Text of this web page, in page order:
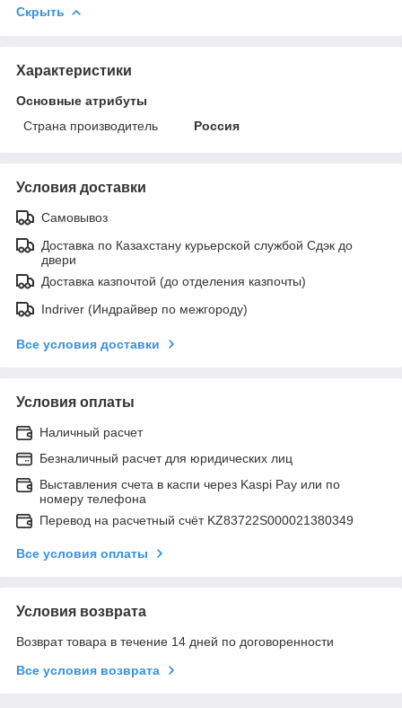
Скрыть
Характеристики
Основные атрибуты
Страна производитель
Россия
Условия доставки
Самовывоз
Доставка по Казахстану курьерской службой Сдэк до
двери
Доставка казпочтой (до отделения казпочты)
Indriver (Индрайвер по межгороду)
Все условия доставки
Условия оплаты
Наличный расчет
Безналичный расчет для юридических лиц
Выставления счета в каспи через Kaspi Pay или по
номеру телефона
Перевод на расчетный счёт KZ83722S000021380349
Все условия оплаты
Условия возврата
Возврат товара в течение 14 дней по договоренности
Все условия возврата